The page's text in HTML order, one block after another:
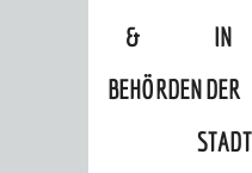
&
BEHÖRDEN
IN
DER
STADT